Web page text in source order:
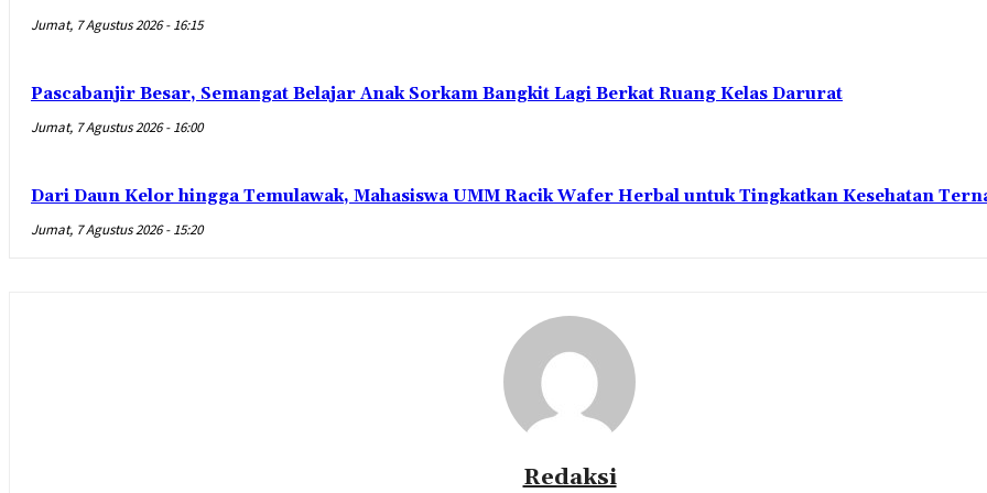
Jumat, 7 Agustus 2026 - 16:15
Pascabanjir Besar, Semangat Belajar Anak Sorkam Bangkit Lagi Berkat Ruang Kelas Darurat
Jumat, 7 Agustus 2026 - 16:00
Dari Daun Kelor hingga Temulawak, Mahasiswa UMM Racik Wafer Herbal untuk Tingkatkan Kesehatan
Jumat, 7 Agustus 2026 - 15:20
Redaksi